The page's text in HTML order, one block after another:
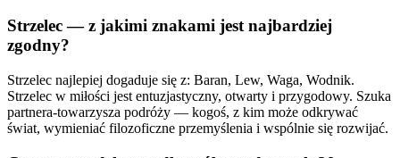
Strzelec — z jakimi znakami jest najbardziej
zgodny?
Strzelec najlepiej dogaduje się z: Baran, Lew, Waga, Wodnik.
Strzelec w miłości jest entuzjastyczny, otwarty i przygodowy. Szuka
partnera-towarzysza podróży — kogoś, z kim może odkrywać
świat, wymieniać filozoficzne przemyślenia i wspólnie się rozwijać.